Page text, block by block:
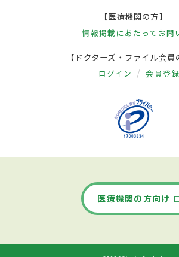
【医療機関の方】
情報掲載にあたって お問
【ドクターズ・ファイル会員
ログイン 会員登録
医療機関の方向け